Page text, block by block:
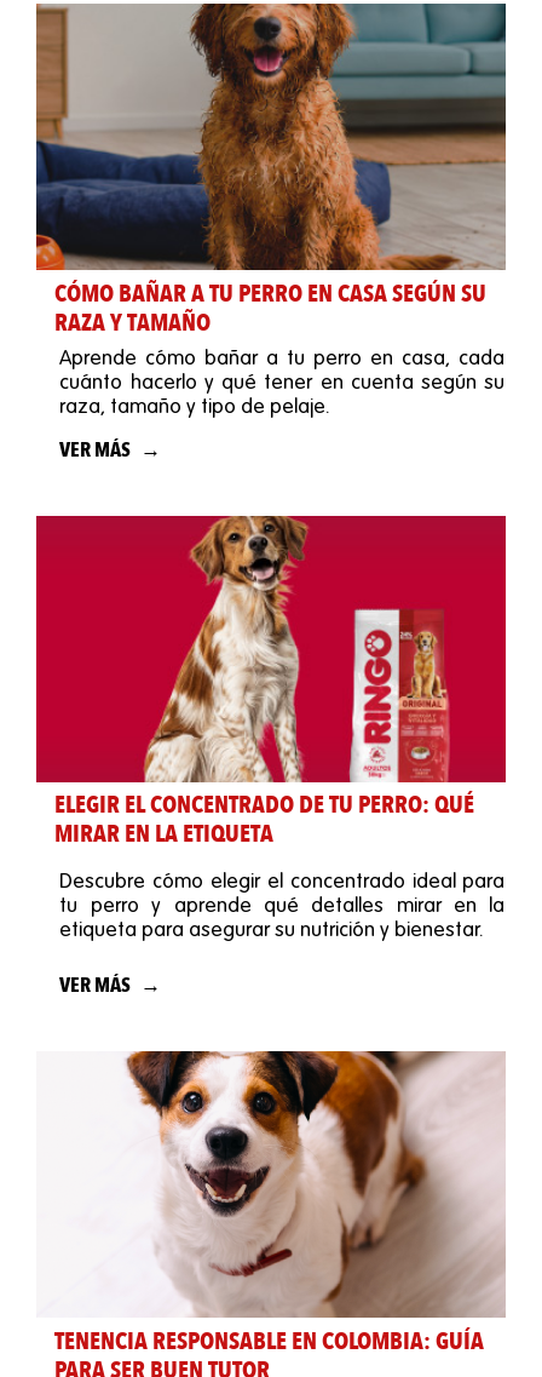
CÓMO BAÑAR A TU PERRO EN CASA SEGÚN SU
RAZA Y TAMAÑO
Aprende cómo bañar a tu perro en casa, cada
cuánto hacerlo y qué tener en cuenta según su
raza, tamaño y tipo de pelaje.
VER MÁS
ELEGIR EL CONCENTRADO DE TU PERRO: QUÉ
MIRAR EN LA ETIQUETA
Descubre cómo elegir el concentrado ideal para
tu perro y aprende qué detalles mirar en la
etiqueta para asegurar su nutrición y bienestar.
VER MÁS
TENENCIA RESPONSABLE EN COLOMBIA: GUÍA
PARA SER BUEN TUTOR